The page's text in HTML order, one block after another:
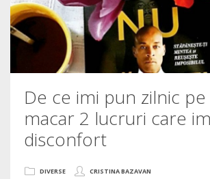
De ce imi pun zilnic
macar 2 lucruri care
disconfort
DIVERSE CRISTINA BAZAVAN